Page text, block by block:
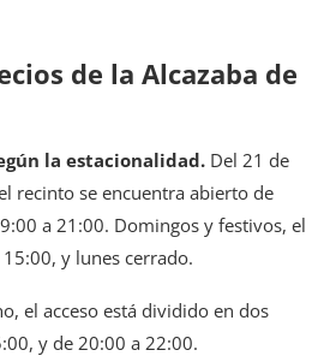
de la Alcazaba de
la estacionalidad. Del 21 de
recinto se encuentra abierto de
a 21:00. Domingos y festivos, el
y lunes cerrado.
el acceso está dividido en dos
y de 20:00 a 22:00.